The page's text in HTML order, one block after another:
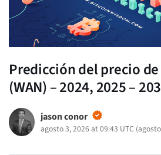
Predicción del precio
(WAN) – 2024, 2025 –
jason conor
agosto 3, 2026 at 09:43 UTC (